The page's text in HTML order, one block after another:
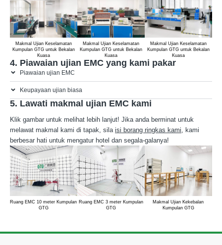
Makmal Ujian Keselamatan
Kumpulan GTG untuk Bekalan
Kuasa
Makmal Ujian Keselamatan
Kumpulan GTG untuk Bekalan
Kuasa
Makmal Ujian Keselamatan
Kumpulan GTG untuk Bekalan
Kuasa
4. Piawaian ujian EMC yang kami pakar
Piawaian ujian EMC
Keupayaan ujian biasa
5. Lawati makmal ujian EMC kami
Klik gambar untuk melihat lebih lanjut! Jika anda berminat untuk
melawat makmal kami di tapak, sila isi borang ringkas kami , kami
berbesar hati untuk mengatur hotel dan segala-galanya!
Ruang EMC 10 meter Kumpulan
GTG
Ruang EMC 3 meter Kumpulan
GTG
Makmal Ujian Kekebalan
Kumpulan GTG